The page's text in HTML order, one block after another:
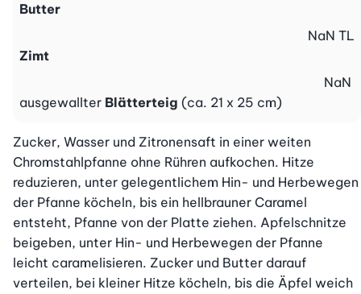
Butter
Zimt
NaN TL
ausgewallter Blätterteig (ca. 21 x 25 cm)
NaN
Zucker, Wasser und Zitronensaft in einer weiten
Chromstahlpfanne ohne Rühren aufkochen. Hitze
reduzieren, unter gelegentlichem Hin- und Herbewegen
der Pfanne köcheln, bis ein hellbrauner Caramel
entsteht, Pfanne von der Platte ziehen. Apfelschnitze
beigeben, unter Hin- und Herbewegen der Pfanne
leicht caramelisieren. Zucker und Butter darauf
verteilen, bei kleiner Hitze köcheln, bis die Äpfel weich